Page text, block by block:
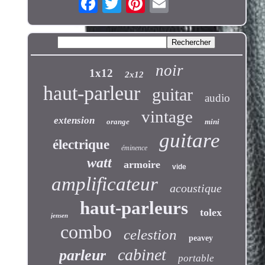
1x12 2x12 noir
haut-parleur guitar audio
extension orange vintage mini
électrique éminence guitare
watt armoire vide
amplificateur acoustique
jensen haut-parleurs tolex
combo celestion peavey
parleur cabinet portable